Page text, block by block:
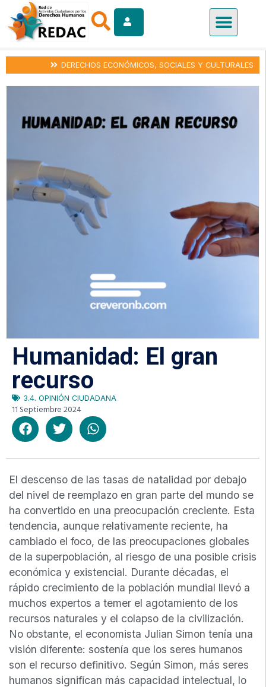
DERECHOS ECONÓMICOS, SOCIALES Y CULTURALES
Humanidad: El gran
recurso
3.4. OPINIÓN CIUDADANA
11 Septiembre 2024
El descenso de las tasas de natalidad por debajo
del nivel de reemplazo en gran parte del mundo se
ha convertido en una preocupación creciente. Esta
tendencia, aunque relativamente reciente, ha
cambiado el foco, de las preocupaciones globales
de la superpoblación, al riesgo de una posible crisis
económica y existencial. Durante décadas, el
rápido crecimiento de la población mundial llevó a
muchos expertos a temer el agotamiento de los
recursos naturales y el colapso de la civilización.
No obstante, el economista Julian Simon tenía una
visión diferente: sostenía que los seres humanos
son el recurso definitivo. Según Simon, más seres
humanos significan más capacidad intelectual, lo